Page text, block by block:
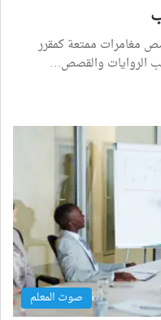
مغامرات ممتعة كمقرر
الروايات والقصص…
صوت المعلم